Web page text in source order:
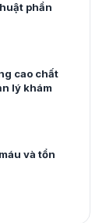
phần
cao chất
lý khám
và tổn